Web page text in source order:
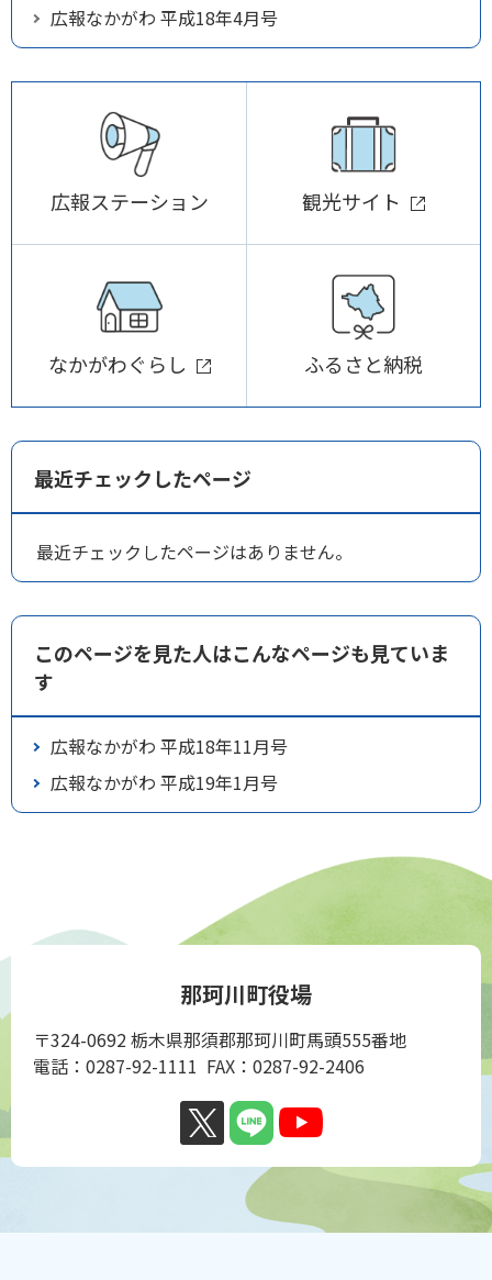
広報なかがわ 平成18年4月号
広報ステーション 観光サイト
なかがわぐらし ふるさと納税
最近チェックしたページ
最近チェックしたページはありません。
このページを見た人はこんなページも見ていま
す
広報なかがわ 平成18年11月号
広報なかがわ 平成19年1月号
那珂川町役場
〒324-0692 栃木県那須郡那珂川町馬頭555番地
電話：0287-92-1111 FAX：0287-92-2406